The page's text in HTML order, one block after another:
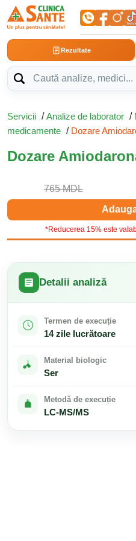
Rezultate
Servicii /Analize de laborator /
medicamente / Dozare
Dozare
765 MDL
*Reducerea 15% este
Detalii analiză
Termen de execuție
14 zile lucrătoare
Material biologic
Ser
Metodă de execuție
LC-MS/MS